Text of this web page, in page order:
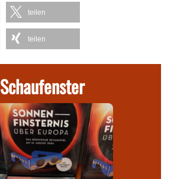
teilen
teilen
Schaufenster